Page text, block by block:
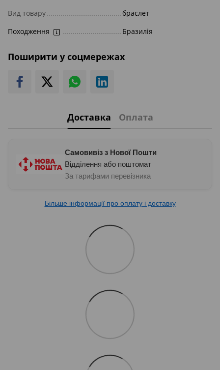
Вид товару
браслет
Походження
Бразилія
Поширити у соцмережах
Доставка Оплата
Самовивіз з Нової Пошти
Відділення або поштомат
За тарифами перевізника
Більше інформації про оплату і доставку